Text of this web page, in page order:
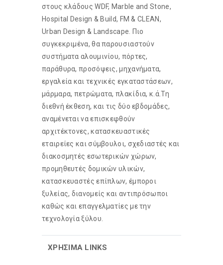
στους κλάδους WDF, Marble and Stone,
Hospital Design & Build, FM & CLEAN,
Urban Design & Landscape. Πιο
συγκεκριμένα, θα παρουσιαστούν
συστήματα αλουμινίου, πόρτες,
παράθυρα, προσόψεις, μηχανήματα,
εργαλεία και τεχνικές εγκαταστάσεων,
μάρμαρα, πετρώματα, πλακίδια, κ.ά.Τη
διεθνή έκθεση, και τις δύο εβδομάδες,
αναμένεται να επισκεφθούν
αρχιτέκτονες, κατασκευαστικές
εταιρείες και σύμβουλοι, σχεδιαστές και
διακοσμητές εσωτερικών χώρων,
προμηθευτές δομικών υλικών,
κατασκευαστές επίπλων, έμποροι
ξυλείας, διανομείς και αντιπρόσωποι
καθώς και επαγγελματίες με την
τεχνολογία ξύλου.
ΧΡHΣΙΜΑ LINKS